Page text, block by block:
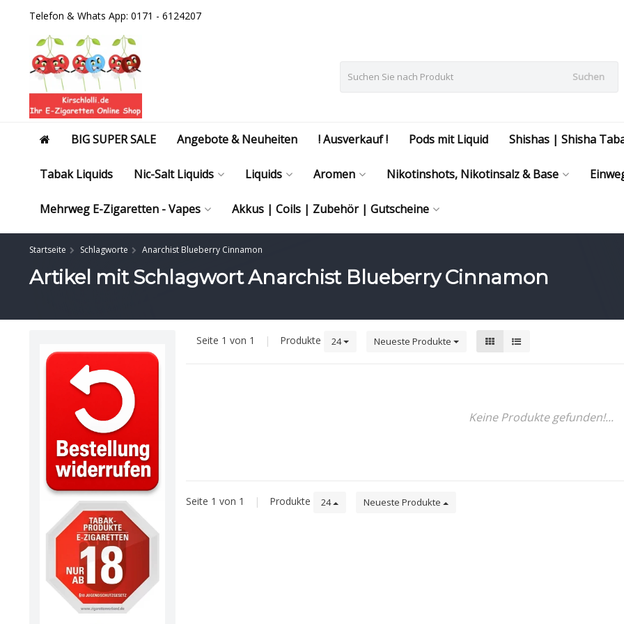
Telefon & Whats App: 0171 - 6124207
Suchen
BIG SUPER SALE Angebote & Neuheiten ! Ausverkauf ! Pods mit Liquid Shishas | Shisha
Tabak Liquids Nic-Salt Liquids Liquids Aromen Nikotinshots, Nikotinsalz & Base
Mehrweg E-Zigaretten - Vapes Akkus | Coils | Zubehör | Gutscheine
Startseite Schlagworte Anarchist Blueberry Cinnamon
Artikel mit Schlagwort Anarchist Blueberry Cinnamon
Seite 1 von 1 | Produkte 24 Neueste Produkte
Keine Produkte gefunden!...
Seite 1 von 1 | Produkte 24 Neueste Produkte